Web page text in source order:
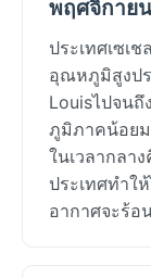
พฤศจิกาย
ประเทศเซเ
อุณหภูมิสูงปร
Louisไปจน
ภูมิภาคน้อย
ในเวลากลา
ประเทศทำใ
อากาศจะร้อ